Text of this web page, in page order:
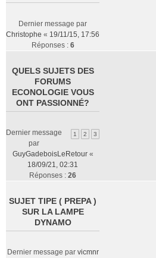
Dernier message par
Christophe « 19/11/15, 17:56
Réponses : 6
QUELS SUJETS DES
FORUMS
ECONOLOGIE VOUS
ONT PASSIONNÉ?
1 2 3
Dernier message
par
GuyGadeboisLeRetour«
18/09/21, 02:31
Réponses : 26
SUJET TIPE ( PREPA )
SUR LA LAMPE
DYNAMO
Dernier message par vicmnr